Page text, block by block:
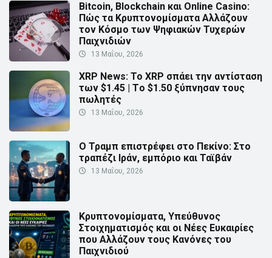
Bitcoin, Blockchain και Online Casino:
Πώς τα Κρυπτονομίσματα Αλλάζουν
τον Κόσμο των Ψηφιακών Τυχερών
Παιχνιδιών
13 Μαΐου, 2026
XRP News: Το XRP σπάει την αντίσταση
των $1.45 | Τo $1.50 ξύπνησαν τους
πωλητές
13 Μαΐου, 2026
Ο Τραμπ επιστρέφει στο Πεκίνο: Στο
τραπέζι Ιράν, εμπόριο και Ταϊβάν
13 Μαΐου, 2026
Κρυπτονομίσματα, Υπεύθυνος
Στοιχηματισμός και οι Νέες Ευκαιρίες
που Αλλάζουν τους Κανόνες του
Παιχνιδιού